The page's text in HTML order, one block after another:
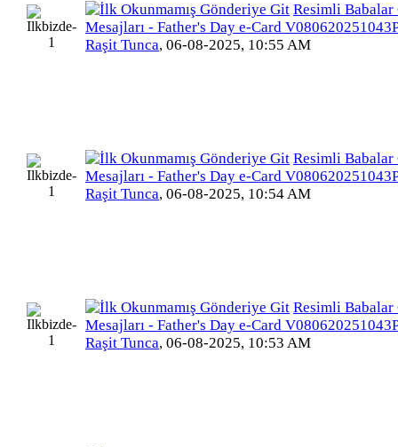
Resimli Babalar
Mesajları - Father's Day e-Card
Raşit Tunca, 06-08-2025, 10:55 AM
Resimli Babalar
Mesajları - Father's Day e-Card
Raşit Tunca, 06-08-2025, 10:54 AM
Resimli Babalar
Mesajları - Father's Day e-Card
Raşit Tunca, 06-08-2025, 10:53 AM